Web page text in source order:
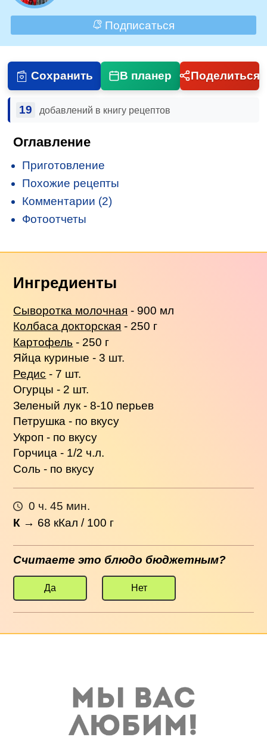
Подписаться
Сохранить В планер Поделиться
19 добавлений в книгу рецептов
Оглавление
Приготовление
Похожие рецепты
Комментарии (2)
Фотоотчеты
Ингредиенты
Сыворотка молочная - 900 мл
Колбаса докторская - 250 г
Картофель - 250 г
Яйца куриные - 3 шт.
Редис - 7 шт.
Огурцы - 2 шт.
Зеленый лук - 8-10 перьев
Петрушка - по вкусу
Укроп - по вкусу
Горчица - 1/2 ч.л.
Соль - по вкусу
0 ч. 45 мин.
К → 68 кКал / 100 г
Считаете это блюдо бюджетным?
Да Нет